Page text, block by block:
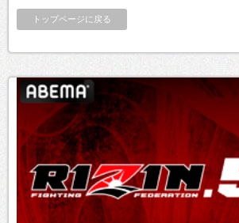
トップページに戻る